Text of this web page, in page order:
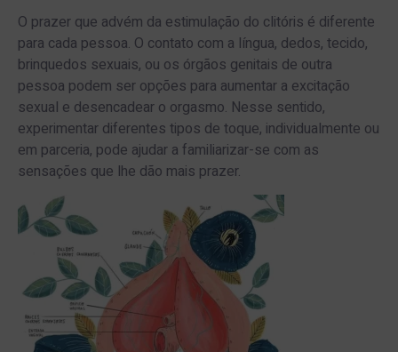
O prazer que advém da estimulação do clitóris é diferente
para cada pessoa. O contato com a língua, dedos, tecido,
brinquedos sexuais, ou os órgãos genitais de outra
pessoa podem ser opções para aumentar a excitação
sexual e desencadear o orgasmo. Nesse sentido,
experimentar diferentes tipos de toque, individualmente ou
em parceria, pode ajudar a familiarizar-se com as
sensações que lhe dão mais prazer.